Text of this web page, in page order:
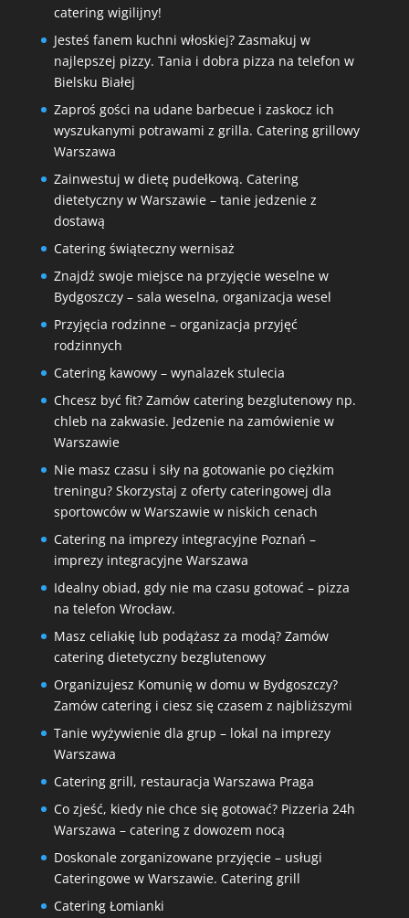
catering wigilijny!
Jesteś fanem kuchni włoskiej? Zasmakuj w
najlepszej pizzy. Tania i dobra pizza na telefon w
Bielsku Białej
Zaproś gości na udane barbecue i zaskocz ich
wyszukanymi potrawami z grilla. Catering grillowy
Warszawa
Zainwestuj w dietę pudełkową. Catering
dietetyczny w Warszawie – tanie jedzenie z
dostawą
Catering świąteczny wernisaż
Znajdź swoje miejsce na przyjęcie weselne w
Bydgoszczy – sala weselna, organizacja wesel
Przyjęcia rodzinne – organizacja przyjęć
rodzinnych
Catering kawowy – wynalazek stulecia
Chcesz być fit? Zamów catering bezglutenowy np.
chleb na zakwasie. Jedzenie na zamówienie w
Warszawie
Nie masz czasu i siły na gotowanie po ciężkim
treningu? Skorzystaj z oferty cateringowej dla
sportowców w Warszawie w niskich cenach
Catering na imprezy integracyjne Poznań –
imprezy integracyjne Warszawa
Idealny obiad, gdy nie ma czasu gotować – pizza
na telefon Wrocław.
Masz celiakię lub podążasz za modą? Zamów
catering dietetyczny bezglutenowy
Organizujesz Komunię w domu w Bydgoszczy?
Zamów catering i ciesz się czasem z najbliższymi
Tanie wyżywienie dla grup – lokal na imprezy
Warszawa
Catering grill, restauracja Warszawa Praga
Co zjeść, kiedy nie chce się gotować? Pizzeria 24h
Warszawa – catering z dowozem nocą
Doskonale zorganizowane przyjęcie – usługi
Cateringowe w Warszawie. Catering grill
Catering Łomianki